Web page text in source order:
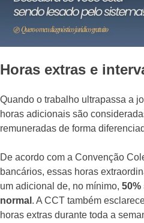
Horas extras e
Quando o trabalho ultrapassa a
horas adicionais são
remuneradas de forma
De acordo com a Convenção
bancários, essas horas
um adicional de, no mínimo,
normal . A CCT também
horas extras durante toda a